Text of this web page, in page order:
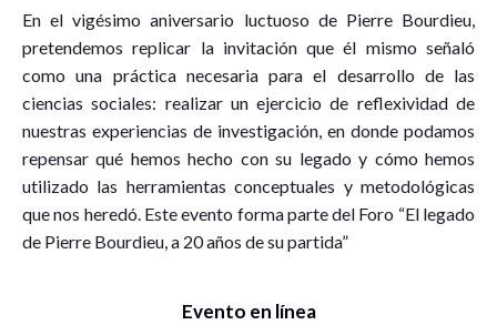
En el vigésimo aniversario luctuoso de Pierre Bourdieu,
pretendemos replicar la invitación que él mismo señaló
como una práctica necesaria para el desarrollo de las
ciencias sociales: realizar un ejercicio de reflexividad de
nuestras experiencias de investigación, en donde podamos
repensar qué hemos hecho con su legado y cómo hemos
utilizado las herramientas conceptuales y metodológicas
que nos heredó. Este evento forma parte del Foro “El legado
de Pierre Bourdieu, a 20 años de su partida”
Evento en línea